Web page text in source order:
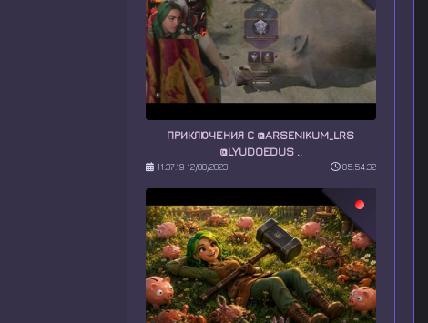
ПРИКЛЮЧЕНИЯ С @ARSENIKUM_LRS
@LYUDOEDUS ..
11:37:19 12/08/2023 05:54:32